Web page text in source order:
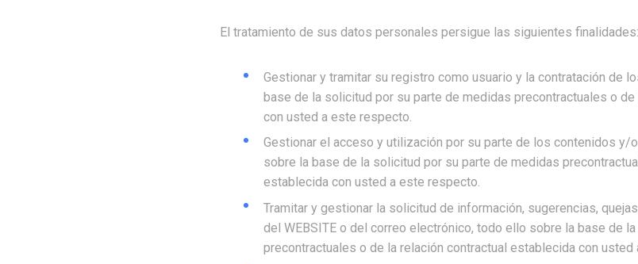
El tratamiento de sus datos personales persigue las siguientes finalidades:
Gestionar y tramitar su registro como usuario y la contratación de
base de la solicitud por su parte de medidas precontractuales o
con usted a este respecto.
Gestionar el acceso y utilización por su parte de los contenidos y/o
sobre la base de la solicitud por su parte de medidas
establecida con usted a este respecto.
Tramitar y gestionar la solicitud de información, sugerencias,
del WEBSITE o del correo electrónico, todo ello sobre la base de
precontractuales o de la relación contractual establecida con usted